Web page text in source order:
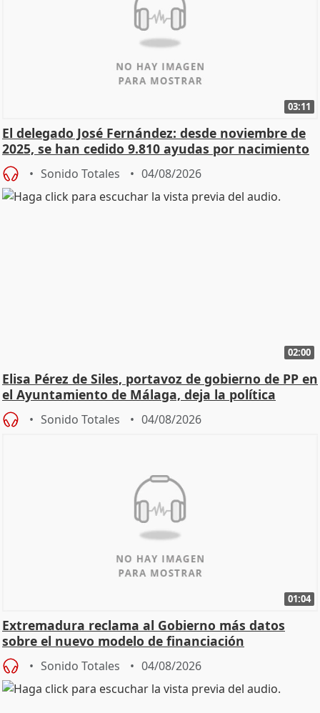
03:11
El delegado José Fernández: desde noviembre de
2025, se han cedido 9.810 ayudas por nacimiento
Sonido Totales 04/08/2026
02:00
Elisa Pérez de Siles, portavoz de gobierno de PP en
el Ayuntamiento de Málaga, deja la política
Sonido Totales 04/08/2026
01:04
Extremadura reclama al Gobierno más datos
sobre el nuevo modelo de financiación
Sonido Totales 04/08/2026